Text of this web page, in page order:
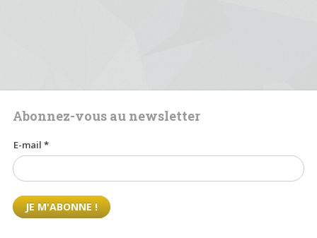
Abonnez-vous au newsletter
E-mail*